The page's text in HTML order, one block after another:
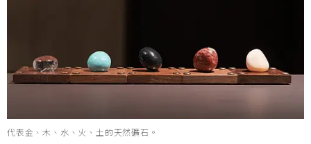
代表金、木、水、火、土的天然礦石。